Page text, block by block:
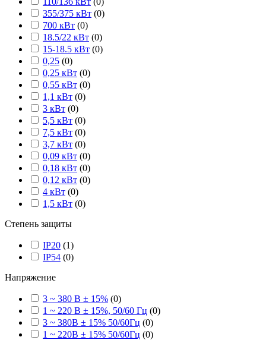
355/375 кВт (0)
700 кВт (0)
18.5/22 кВт (0)
15-18.5 кВт (0)
0,25 (0)
0,25 кВт (0)
0,55 кВт (0)
1,1 кВт (0)
3 кВт (0)
5,5 кВт (0)
7,5 кВт (0)
3,7 кВт (0)
0,09 кВт (0)
0,18 кВт (0)
0,12 кВт (0)
4 кВт (0)
1,5 кВт (0)
Степень защиты
IP20 (1)
IP54 (0)
Напряжение
3 ~ 380 В ± 15% (0)
1 ~ 220 В ± 15%, 50/60 Гц (0)
3 ~ 380В ± 15% 50/60Гц (0)
1 ~ 220В ± 15% 50/60Гц (0)